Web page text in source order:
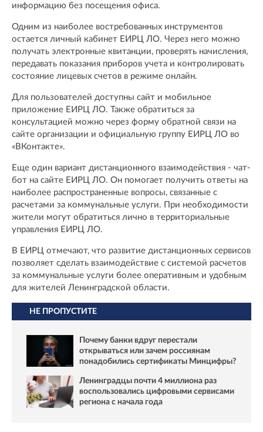
информацию без посещения офиса.
Одним из наиболее востребованных инструментов
остается личный кабинет ЕИРЦ ЛО. Через него можно
получать электронные квитанции, проверять начисления,
передавать показания приборов учета и контролировать
состояние лицевых счетов в режиме онлайн.
Для пользователей доступны сайт и мобильное
приложение ЕИРЦ ЛО. Также обратиться за
консультацией можно через форму обратной связи на
сайте организации и официальную группу ЕИРЦ ЛО во
«ВКонтакте».
Еще один вариант дистанционного взаимодействия - чат-
бот на сайте ЕИРЦ ЛО. Он помогает получить ответы на
наиболее распространенные вопросы, связанные с
расчетами за коммунальные услуги. При необходимости
жители могут обратиться лично в территориальные
управления ЕИРЦ ЛО.
В ЕИРЦ отмечают, что развитие дистанционных сервисов
позволяет сделать взаимодействие с системой расчетов
за коммунальные услуги более оперативным и удобным
для жителей Ленинградской области.
НЕ ПРОПУСТИТЕ
Почему банки вдруг перестали
открываться или зачем россиянам
понадобились сертификаты Минцифры?
Ленинградцы почти 4 миллиона раз
воспользовались цифровыми сервисами
региона с начала года